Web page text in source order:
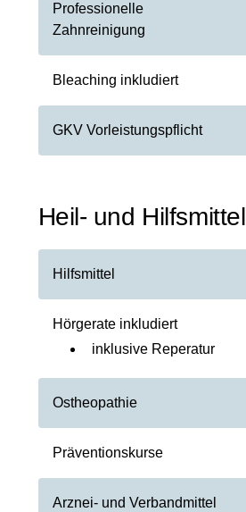
Professionelle
Zahnreinigung
Bleaching inkludiert
GKV Vorleistungspflicht
Heil- und Hilfsmittel
Hilfsmittel
Hörgerate inkludiert
inklusive Reperatur
Ostheopathie
Präventionskurse
Arznei- und Verbandmittel